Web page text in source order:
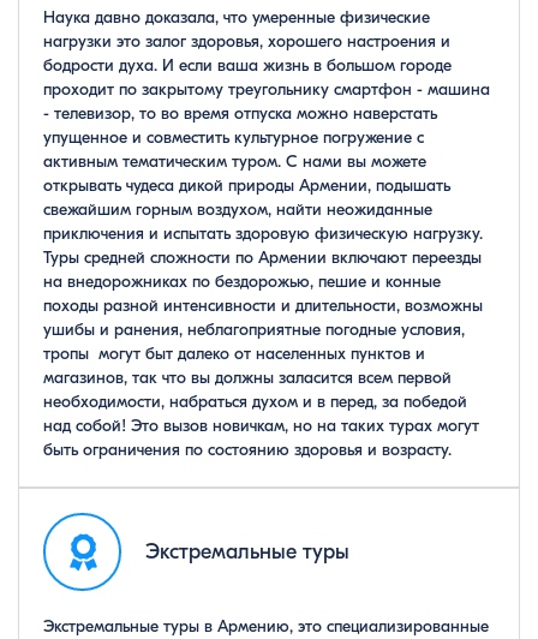
Наука давно доказала, что умеренные физические
нагрузки это залог здоровья, хорошего настроения и
бодрости духа. И если ваша жизнь в большом городе
проходит по закрытому треугольнику смартфон - машина
- телевизор, то во время отпуска можно наверстать
упущенное и совместить культурное погружение с
активным тематическим туром. С нами вы можете
открывать чудеса дикой природы Армении, подышать
свежайшим горным воздухом, найти неожиданные
приключения и испытать здоровую физическую нагрузку.
Туры средней сложности по Армении включают переезды
на внедорожниках по бездорожью, пешие и конные
походы разной интенсивности и длительности, возможны
ушибы и ранения, неблагоприятные погодные условия,
тропы могут быт далеко от населенных пунктов и
магазинов, так что вы должны заласится всем первой
необходимости, набраться духом и в перед, за победой
над собой! Это вызов новичкам, но на таких турах могут
быть ограничения по состоянию здоровья и возрасту.
Экстремальные туры
Экстремальные туры в Армению, это специализированные